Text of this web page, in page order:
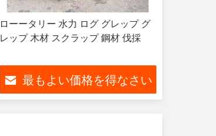
ローータリー 水力 ログ グレップ グ
レップ 木材 スクラップ 鋼材 伐採
最もよい価格を得なさい